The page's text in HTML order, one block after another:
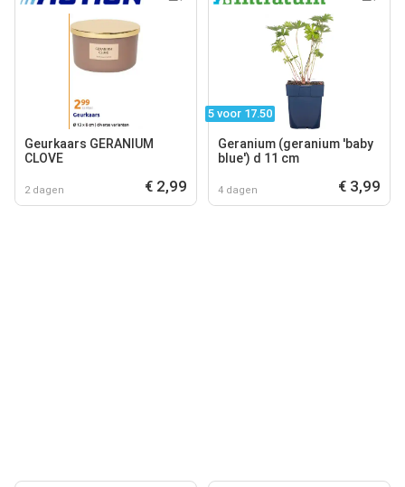
Geurkaars GERANIUM
CLOVE
2 dagen € 2,99
5 voor 17.50
Geranium (geranium 'baby
blue') d 11 cm
4 dagen € 3,99